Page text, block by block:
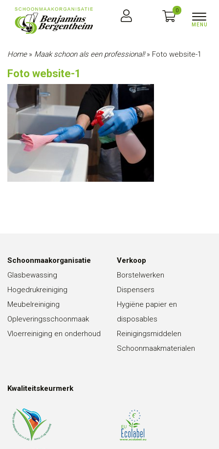
0
Home» Maak schoon als een professional!» Foto website-1
Foto website-1
Schoonmaakorganisatie
Glasbewassing
Hogedrukreiniging
Meubelreiniging
Opleveringsschoonmaak
Vloerreiniging en onderhoud
Verkoop
Borstelwerken
Dispensers
Hygiëne papier en
disposables
Reinigingsmiddelen
Schoonmaakmaterialen
Kwaliteitskeurmerk